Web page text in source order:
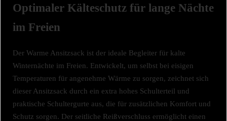
Optimaler Kälteschutz für lange Nächte
im Freien
Der Warme Ansitzsack ist der ideale Begleiter für kalte
Winternächte im Freien. Entwickelt, um selbst bei eisigen
Temperaturen für angenehme Wärme zu sorgen, zeichnet sich
dieser Ansitzsack durch ein extra hohes Schulterteil und
praktische Schultergurte aus, die für zusätzlichen Komfort und
Schutz sorgen. Der seitliche Reißverschluss ermöglicht einen